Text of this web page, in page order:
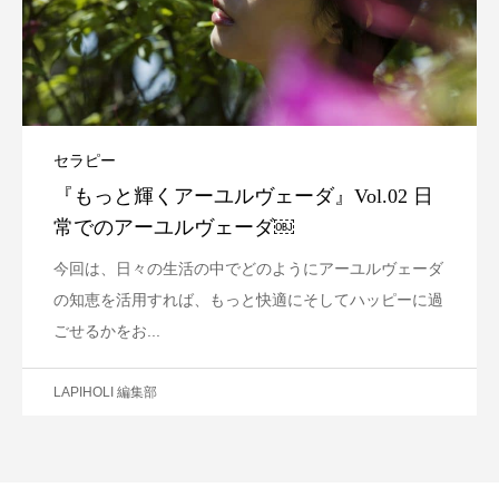
セラピー
『もっと輝くアーユルヴェーダ』Vol.02 日
常でのアーユルヴェーダ￼
今回は、日々の生活の中でどのようにアーユルヴェーダ
の知恵を活用すれば、もっと快適にそしてハッピーに過
ごせるかをお...
LAPIHOLI 編集部